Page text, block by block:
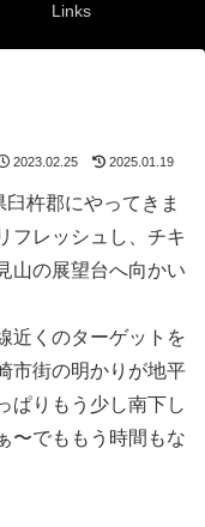
Links
2023.02.25 2025.01.19
杵郡にやってきま
フレッシュし、チキ
山の展望台へ向かい
近くのターゲットを
市街の明かりが地平
ぱりもう少し南下し
〜でももう時間もな